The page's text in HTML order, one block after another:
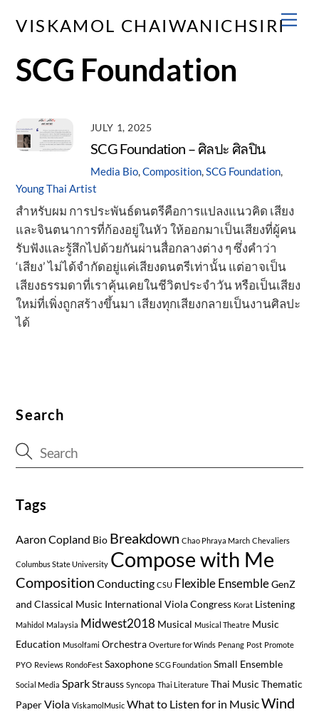
VISKAMOL CHAIWANICHSIRI
SCG Foundation
JULY 1, 2025
SCG Foundation – ศิลปะ ศิลปิน
Media Bio,Composition,SCG Foundation,
Young Thai Artist
สำหรับผม การประพันธ์ดนตรีคือการแปลงแนวคิด เสียง
และจินตนาการที่ก้องอยู่ในหัว ให้ออกมาเป็นเสียงที่ผู้คน
รับฟังและรู้สึกไปด้วยกันผ่านสื่อกลางต่าง ๆ ซึ่งคำว่า
‘เสียง’ ไม่ได้จำกัดอยู่แค่เสียงดนตรีเท่านั้น แต่อาจเป็น
เสียงธรรมดาที่เราคุ้นเคยในชีวิตประจำวัน หรือเป็นเสียง
ใหม่ที่เพิ่งถูกสร้างขึ้นมา เสียงทุกเสียงกลายเป็นงานศิลปะ
ได้
Search
Tags
Aaron Copland Bio Breakdown Chao Phraya March Chevaliers
Columbus State University Compose with Me
Composition Conducting CSU Flexible Ensemble GenZ
and Classical Music International Viola Congress Korat Listening
Mahidol Malaysia Midwest2018 Musical Musical Theatre Music
Education Musolfami Orchestra Overture for Winds Penang Post Promote
PYO Reviews RondoFest Saxophone SCG Foundation Small Ensemble
Social Media Spark Strauss Syncopa Thai Literature Thai Music Thematic
Paper Viola ViskamolMusic What to Listen for in MusicWind